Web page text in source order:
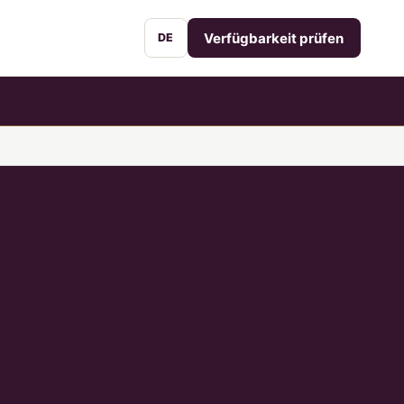
DE Verfügbarkeit prüfen